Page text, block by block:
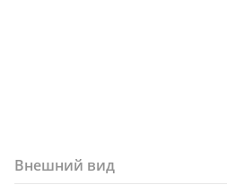
Внешний вид